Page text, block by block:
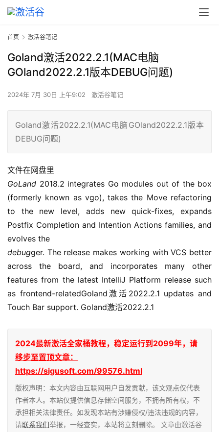
首页 激活谷笔记
Goland激活2022.2.1(MAC电脑
GOland2022.2.1版本DEBUG问题)
2024年 7月 30日 上午9:02 激活谷笔记
Goland激活2022.2.1(MAC电脑GOland2022.2.1版本
DEBUG问题)
文件在网盘里
GoLand 2018.2 integrates Go modules out of the box
(formerly known as vgo), takes the Move refactoring
to the new level, adds new quick-fixes, expands
Postfix Completion and Intention Actions families, and
evolves the
debugger. The release makes working with VCS better
across the board, and incorporates many other
features from the latest IntelliJ Platform release such
as frontend-relatedGoland激活2022.2.1 updates and
Touch Bar support. Goland激活2022.2.1
2024最新激活全家桶教程，稳定运行到2099年，请
移步至置顶文章：
https://sigusoft.com/99576.html
版权声明：本文内容由互联网用户自发贡献，该文观点仅代表
作者本人。本站仅提供信息存储空间服务，不拥有所有权，不
承担相关法律责任。如发现本站有涉嫌侵权/违法违规的内容，
请联系我们举报，一经查实，本站将立刻删除。 文章由激活谷